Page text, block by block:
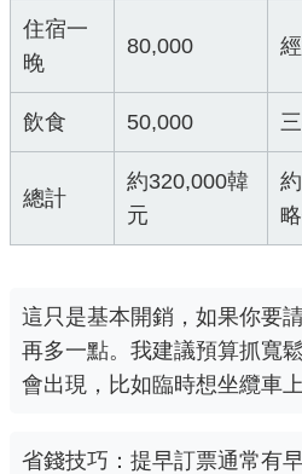
住宿一
晚
80,000
飲食 50,000
總計
約320,000韓
元
這只是基本開銷，如果你要
再多一點。我建議預算抓寬
會出現，比如臨時想坐纜車上
省錢技巧：提早訂票通常有